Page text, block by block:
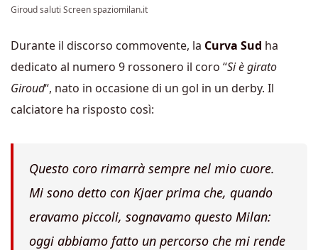
Giroud saluti Screen spaziomilan.it
Durante il discorso commovente, la Curva Sud ha
dedicato al numero 9 rossonero il coro “Si è girato
Giroud“, nato in occasione di un gol in un derby. Il
calciatore ha risposto così:
Questo coro rimarrà sempre nel mio cuore.
Mi sono detto con Kjaer prima che, quando
eravamo piccoli, sognavamo questo Milan:
oggi abbiamo fatto un percorso che mi rende